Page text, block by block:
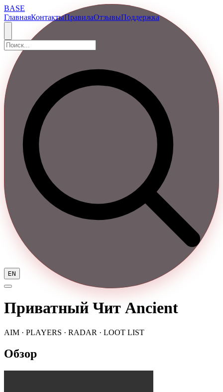
BASE
ГлавнаяКонтактыПравилаОтзывыПоддержка
EN
Приватный Чит Ancient
AIM · PLAYERS · RADAR · LOOT LIST
Обзор